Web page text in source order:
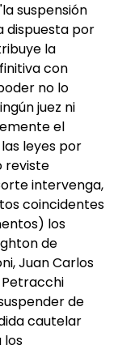
suspensión
dispuesta por
la
con
no lo
juez ni
el
leyes por
reviste
intervenga,
coincidentes
los
de
Juan Carlos
Petracchi
de
cautelar
los